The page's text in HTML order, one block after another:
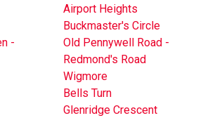
Airport Heights
Buckmaster's Circle
-
Old Pennywell Road -
Redmond's Road
Wigmore
Bells Turn
Glenridge Crescent